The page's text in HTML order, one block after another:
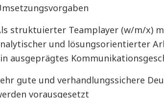
struktuierter Teamplayer (w/m/x)
und lösungsorientierter
ausgeprägtes
gute und verhandlungssichere
vorausgesetzt